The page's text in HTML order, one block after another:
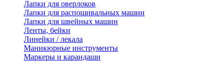
Лапки для оверлоков
Лапки для распошивальных машин
Лапки для швейных машин
Ленты, бейки
Линейки / лекала
Маникюрные инструменты
Маркеры и карандаши